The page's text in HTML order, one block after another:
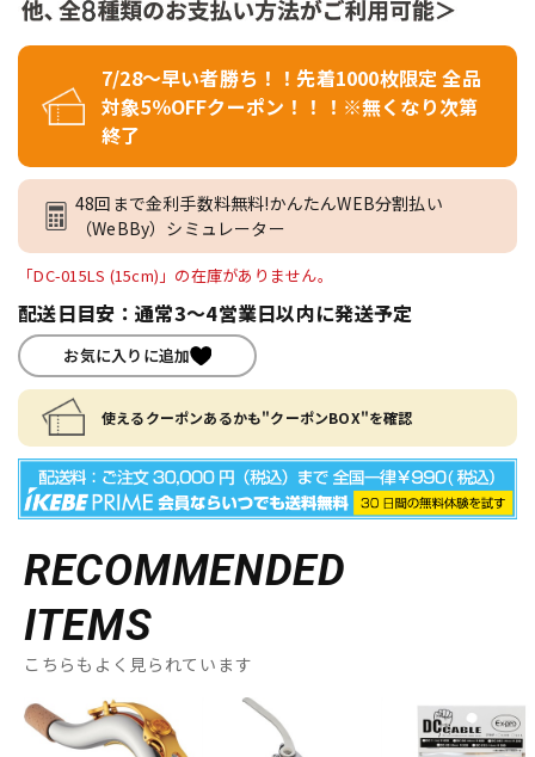
7/28～早い者勝ち！！先着1000枚限定 全品
対象5％OFFクーポン！！！※無くなり次第
終了
48回まで金利手数料無料!かんたんWEB分割払い
（WeBBy）シミュレーター
「DC-015LS (15cm)」の在庫がありません。
配送日目安：通常3～4営業日以内に発送予定
お気に入りに追加
使えるクーポンあるかも"クーポンBOX"を確認
RECOMMENDED
ITEMS
こちらもよく見られています